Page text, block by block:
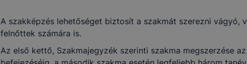
A szakképzés lehetőséget biztosít a szakmát szerezni vágyó,
felnőttek számára is.
Az első kettő, Szakmajegyzék szerinti szakma megszerzése